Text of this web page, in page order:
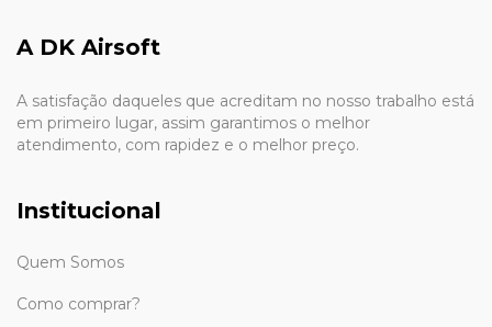
A DK Airsoft
A satisfação daqueles que acreditam no nosso trabalho está
em primeiro lugar, assim garantimos o melhor
atendimento, com rapidez e o melhor preço.
Institucional
Quem Somos
Como comprar?